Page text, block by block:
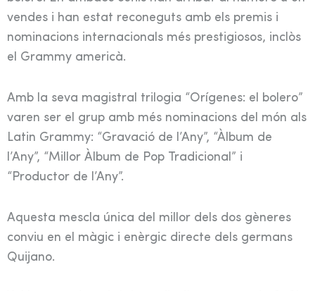
vendes i han estat reconeguts amb els premis i
nominacions internacionals més prestigiosos, inclòs
el Grammy americà.
Amb la seva magistral trilogia “Orígenes: el bolero”
varen ser el grup amb més nominacions del món als
Latin Grammy: “Gravació de l’Any”, “Àlbum de
l’Any”, “Millor Àlbum de Pop Tradicional” i
“Productor de l’Any”.
Aquesta mescla única del millor dels dos gèneres
conviu en el màgic i enèrgic directe dels germans
Quijano.